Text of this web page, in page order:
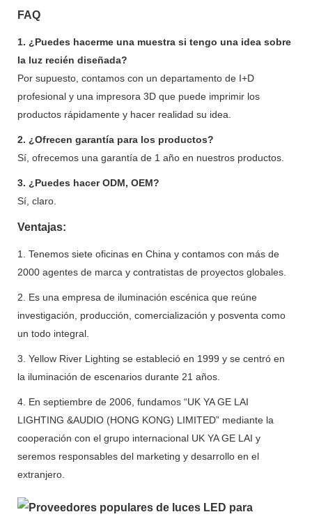
FAQ
1. ¿Puedes hacerme una muestra si tengo una idea sobre
la luz recién diseñada?
Por supuesto, contamos con un departamento de I+D
profesional y una impresora 3D que puede imprimir los
productos rápidamente y hacer realidad su idea.
2. ¿Ofrecen garantía para los productos?
Sí, ofrecemos una garantía de 1 año en nuestros productos.
3. ¿Puedes hacer ODM, OEM?
Sí, claro.
Ventajas:
1. Tenemos siete oficinas en China y contamos con más de
2000 agentes de marca y contratistas de proyectos globales.
2. Es una empresa de iluminación escénica que reúne
investigación, producción, comercialización y posventa como
un todo integral.
3. Yellow River Lighting se estableció en 1999 y se centró en
la iluminación de escenarios durante 21 años.
4. En septiembre de 2006, fundamos “UK YA GE LAI
LIGHTING &AUDIO (HONG KONG) LIMITED” mediante la
cooperación con el grupo internacional UK YA GE LAI y
seremos responsables del marketing y desarrollo en el
extranjero.